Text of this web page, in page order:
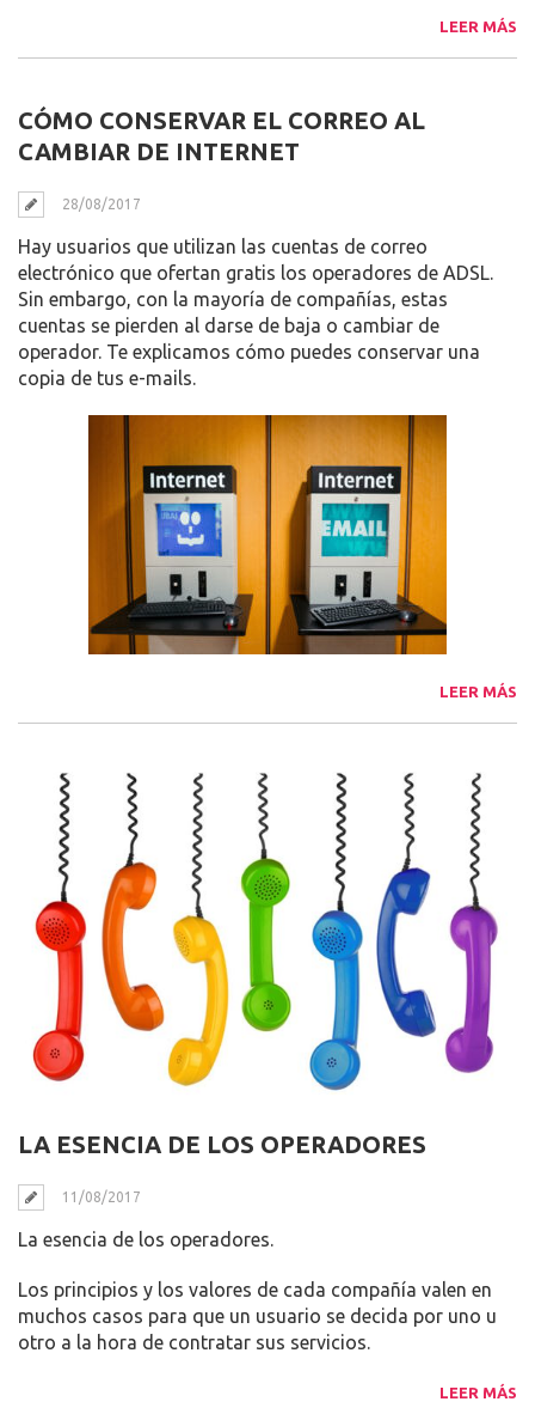
LEER MÁS
CÓMO CONSERVAR EL CORREO AL
CAMBIAR DE INTERNET
28/08/2017
Hay usuarios que utilizan las cuentas de correo
electrónico que ofertan gratis los operadores de ADSL.
Sin embargo, con la mayoría de compañías, estas
cuentas se pierden al darse de baja o cambiar de
operador. Te explicamos cómo puedes conservar una
copia de tus e-mails.
LEER MÁS
LA ESENCIA DE LOS OPERADORES
11/08/2017
La esencia de los operadores.
Los principios y los valores de cada compañía valen en
muchos casos para que un usuario se decida por uno u
otro a la hora de contratar sus servicios.
LEER MÁS